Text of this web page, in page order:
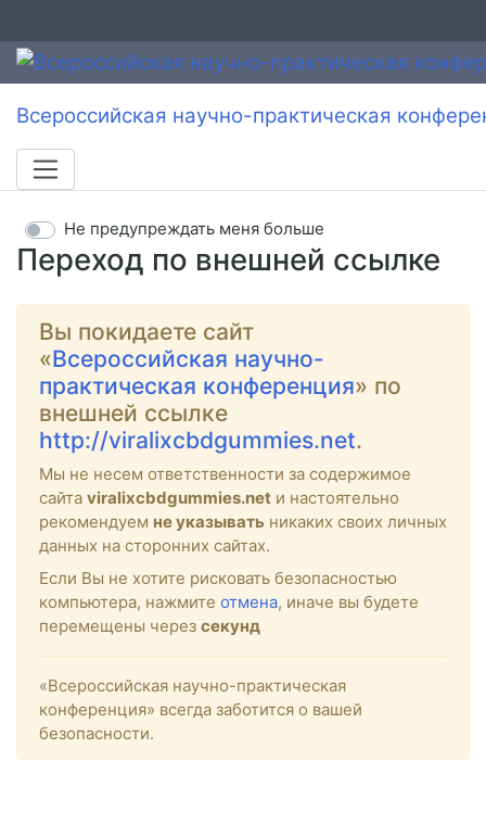
Всероссийская научно-практическая
Переход по внешней ссылке
Не предупреждать меня больше
Вы покидаете сайт
«Всероссийская научно-
практическая конференция» по
внешней ссылке
http://viralixcbdgummies.net.
Мы не несем ответственности за содержимое
сайта viralixcbdgummies.net и настоятельно
рекомендуем не указывать никаких своих личных
данных на сторонних сайтах.
Если Вы не хотите рисковать безопасностью
компьютера, нажмите отмена, иначе вы будете
перемещены через секунд
«Всероссийская научно-практическая
конференция» всегда заботится о вашей
безопасности.